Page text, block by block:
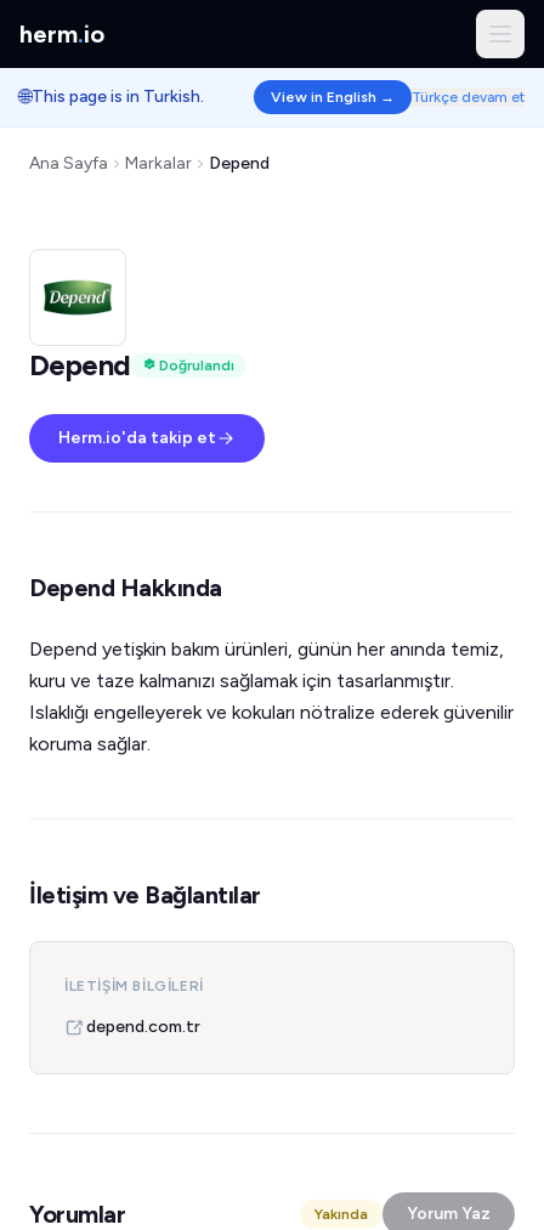
herm.io
🌐This page is in Turkish. View in English → Türkçe devam et
Ana Sayfa Markalar Depend
Depend Doğrulandı
Herm.io'da takip et
Depend Hakkında
Depend yetişkin bakım ürünleri, günün her anında temiz,
kuru ve taze kalmanızı sağlamak için tasarlanmıştır.
Islaklığı engelleyerek ve kokuları nötralize ederek güvenilir
koruma sağlar.
İletişim ve Bağlantılar
İLETIŞIM BILGILERI
depend.com.tr
Yorumlar Yakında Yorum Yaz